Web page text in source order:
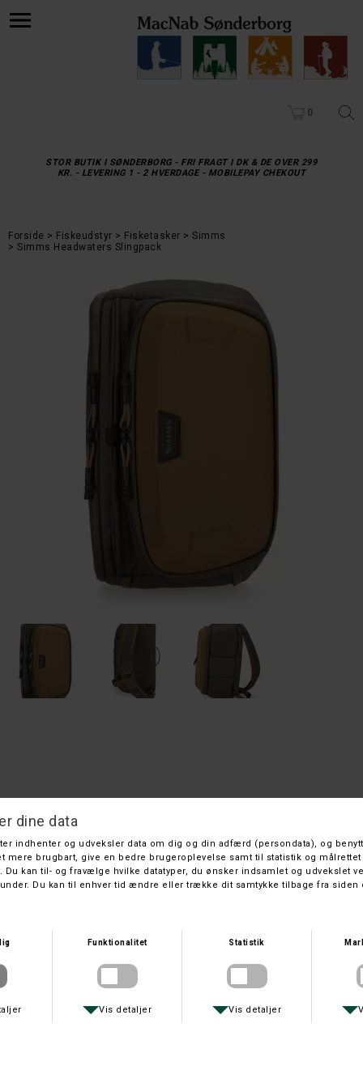
0
STOR BUTIK I SØNDERBORG - FRI FRAGT I DK & DE OVER 299
KR. - LEVERING 1 - 2 HVERDAGE - MOBILEPAY CHEKOUT
Forside Fiskeudstyr Fisketasker
Simms
Simms Headwaters Slingpack
Simms Headwaters Slingpack
Simms
DKK 1.499,-
På lager
Leveringstid: 1 hverdage